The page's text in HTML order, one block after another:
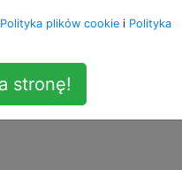
Cloud po
tego w opcjach logowania
Polityka plików cookie i Polityka
stronę!